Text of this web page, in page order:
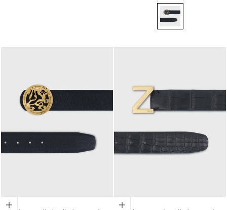
- أزرق كحلي
اختيار الخيارات اختيار الخيارات